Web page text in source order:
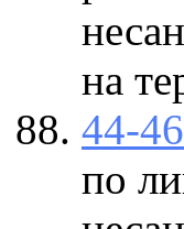
на
44-
по